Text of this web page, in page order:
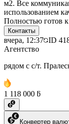
м2. Все
использованием
Полностью готов
Контакты
вчера, 12:37 ID
Агентство
рядом с с/т.
1 118 000 ƃ
Конвертер